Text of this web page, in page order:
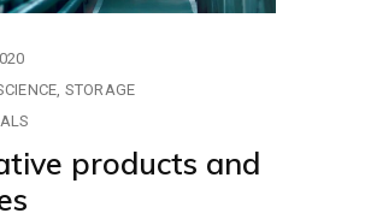
STORAGE
products and